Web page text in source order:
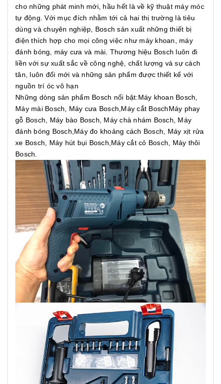
cho những phát minh mới, hầu hết là về kỹ thuật máy móc
tự động. Với mục đích nhằm tới cả hai thị trường là tiêu
dùng và chuyên nghiệp, Bosch sản xuất những thiết bị
điện thích hợp cho mọi công việc như máy khoan, máy
đánh bóng, máy cưa và mài. Thương hiệu Bosch luôn đi
liền với sự xuất sắc về công nghệ, chất lượng và sự cách
tân, luôn đổi mới và những sản phẩm được thiết kế với
nguồn trí óc vô hạn
Những dòng sản phẩm Bosch nổi bật:Máy khoan Bosch,
Máy mài Bosch, Máy cưa Bosch,Máy cắt BoschMáy phay
gỗ Bosch, Máy bào Bosch, Máy chà nhám Bosch, Máy
đánh bóng Bosch,Máy đo khoảng cách Bosch, Máy xịt rửa
xe Bosch, Máy hút bụi Bosch,Máy cắt cỏ Bosch, Máy thôi
Bosch.